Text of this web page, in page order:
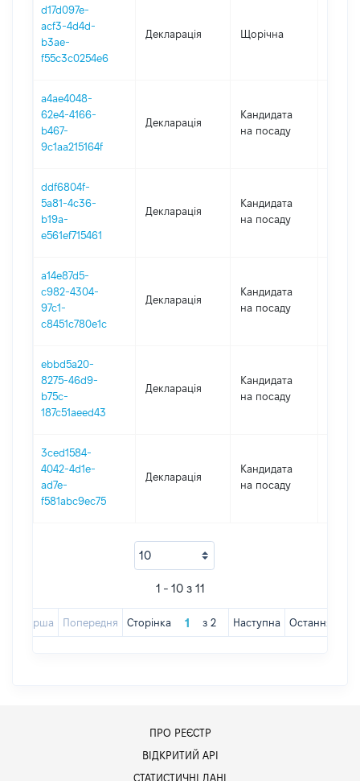
d17d097e-
acf3-4d4d-
b3ae-
f55c3c0254e6
Декларація Щорічна
a4ae4048-
62e4-4166-
b467-
9c1aa215164f
Декларація
Кандидата
на посаду
ddf6804f-
5a81-4c36-
b19a-
e561ef715461
Декларація
Кандидата
на посаду
a14e87d5-
c982-4304-
97c1-
c8451c780e1c
Декларація
Кандидата
на посаду
ebbd5a20-
8275-46d9-
b75c-
187c51aeed43
Декларація
Кандидата
на посаду
3ced1584-
4042-4d1e-
ad7e-
f581abc9ec75
Декларація
Кандидата
на посаду
1 - 10 з 11
Перша Попередня Сторінка з 2 Наступна Остання
ПРО РЕЄСТР
ВІДКРИТИЙ АРІ
СТАТИСТИЧНІ ДАНІ